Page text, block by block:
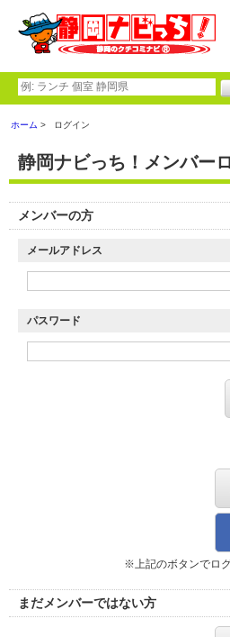
ホーム ログイン
静岡ナビっち！メンバー
メンバーの方
メールアドレス
パスワード
※上記のボタンでロ
まだメンバーではない方